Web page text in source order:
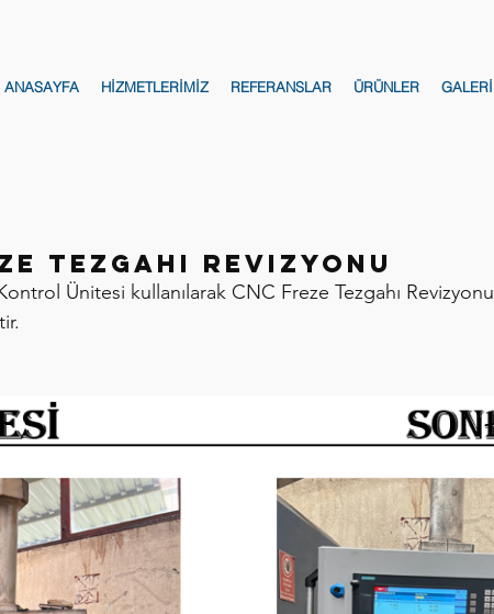
ANASAYFA HİZMETLERİMİZ REFERANSLAR ÜRÜNLER GALERİ
Tezgahı Revizyonu
Ünitesi kullanılarak CNC Freze Tezgahı Revizyonu